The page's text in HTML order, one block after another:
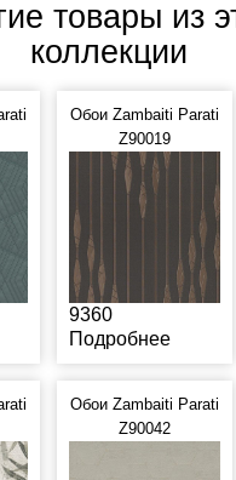
товары из
коллекции
Обои Zambaiti Parati
Z90019
9360
Подробнее
Обои Zambaiti Parati
Z90042